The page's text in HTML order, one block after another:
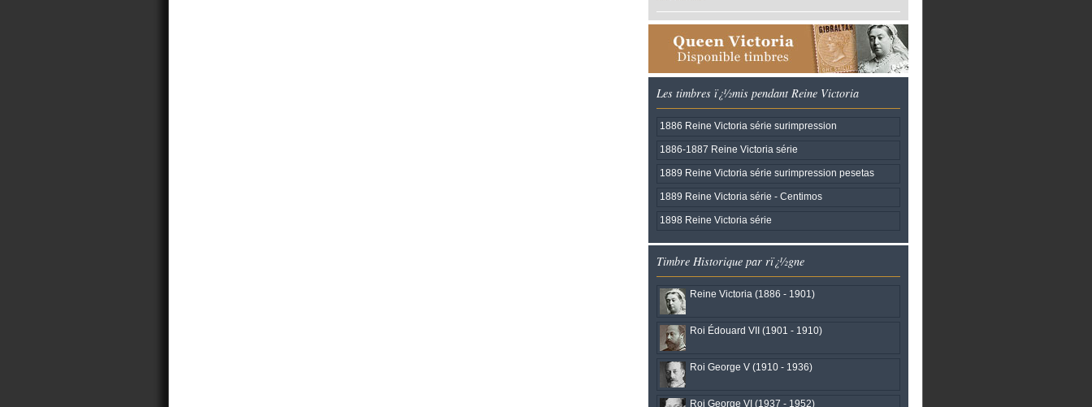
Les timbres ï¿½mis pendant Reine Victoria
1886 Reine Victoria série surimpression
1886-1887 Reine Victoria série
1889 Reine Victoria série surimpression pesetas
1889 Reine Victoria série - Centimos
1898 Reine Victoria série
Timbre Historique par rï¿½gne
Reine Victoria (1886 - 1901)
Roi Édouard VII (1901 - 1910)
Roi George V (1910 - 1936)
Roi George VI (1937 - 1952)